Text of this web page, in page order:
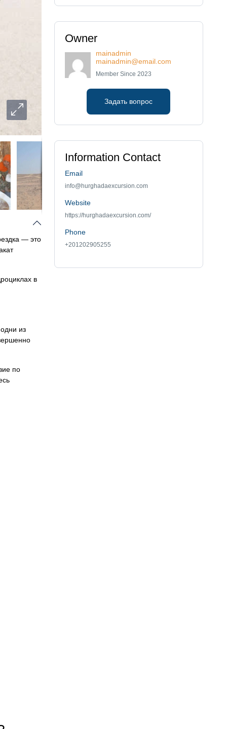
— это
в
из
по
Owner
mainadmin
mainadmin@email.com
Member Since 2023
Задать вопрос
Information Contact
Email
info@hurghadaexcursion.com
Website
https://hurghadaexcursion.com/
Phone
+201202905255